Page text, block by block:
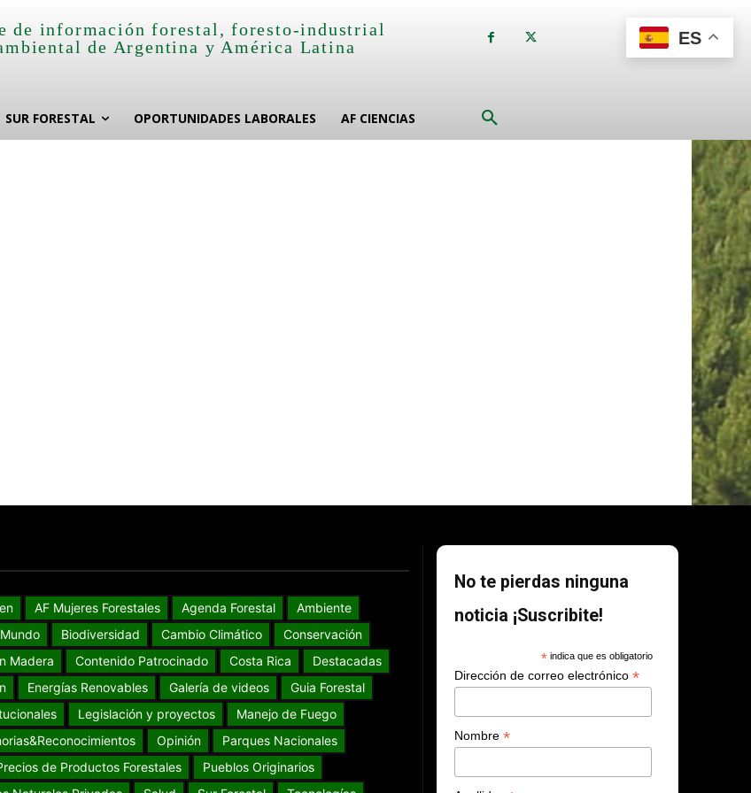
de información forestal, foresto-industrial
de Argentina y América Latina
SUR FORESTAL OPORTUNIDADES LABORALES AF CIENCIAS
AF Mujeres Forestales Agenda Forestal
Ambiente
Biodiversidad Cambio Climático
Conservación
Madera
Contenido Patrocinado Costa Rica
Destacadas
Energías Renovables Galería de videos
Guia Forestal
Legislación y proyectos
Manejo de Fuego
Opinión
Parques Nacionales
de Productos Forestales
Pueblos Originarios
No te pierdas ninguna
noticia ¡Suscribite!
*indica que es obligatorio
Dirección de correo electrónico*
Nombre*
ES